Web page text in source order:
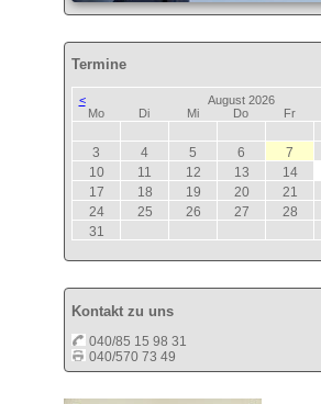
Termine
< August 2026
Montag Dienstag Mittwoch Donnerstag
Freitag
3
4 5 6 7
10
11 12 13 14
17
18 19 20 21
24
25 26 27 28
31
Kontakt zu uns
040/85 15 98 31
040/570 73 49